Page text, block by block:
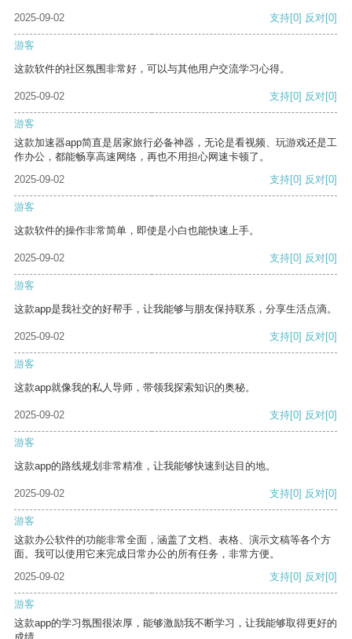
2025-09-02
支持[0] 反对[0]
游客
这款软件的社区氛围非常好，可以与其他用户交流学习心得。
2025-09-02 支持[0] 反对[0]
游客
这款加速器app简直是居家旅行必备神器，无论是看视频、玩游戏还是工
作办公，都能畅享高速网络，再也不用担心网速卡顿了。
2025-09-02
支持[0] 反对[0]
游客
这款软件的操作非常简单，即使是小白也能快速上手。
2025-09-02 支持[0] 反对[0]
游客
这款app是我社交的好帮手，让我能够与朋友保持联系，分享生活点滴。
2025-09-02 支持[0] 反对[0]
游客
这款app就像我的私人导师，带领我探索知识的奥秘。
2025-09-02 支持[0] 反对[0]
游客
这款app的路线规划非常精准，让我能够快速到达目的地。
2025-09-02 支持[0] 反对[0]
游客
这款办公软件的功能非常全面，涵盖了文档、表格、演示文稿等各个方
面。我可以使用它来完成日常办公的所有任务，非常方便。
2025-09-02
支持[0] 反对[0]
游客
这款app的学习氛围很浓厚，能够激励我不断学习，让我能够取得更好的